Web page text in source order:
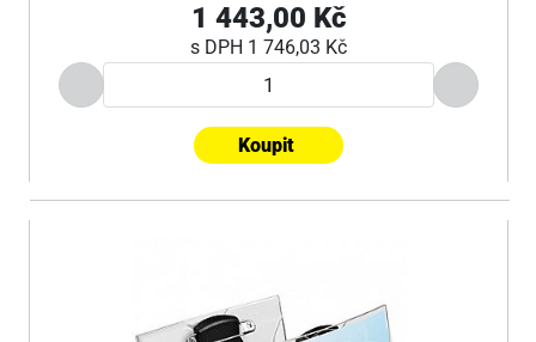
1 443,00 Kč
s DPH 1 746,03 Kč
Koupit